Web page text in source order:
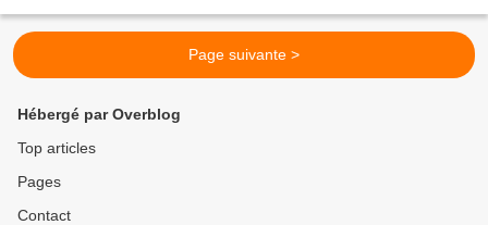
Page suivante >
Hébergé par Overblog
Top articles
Pages
Contact